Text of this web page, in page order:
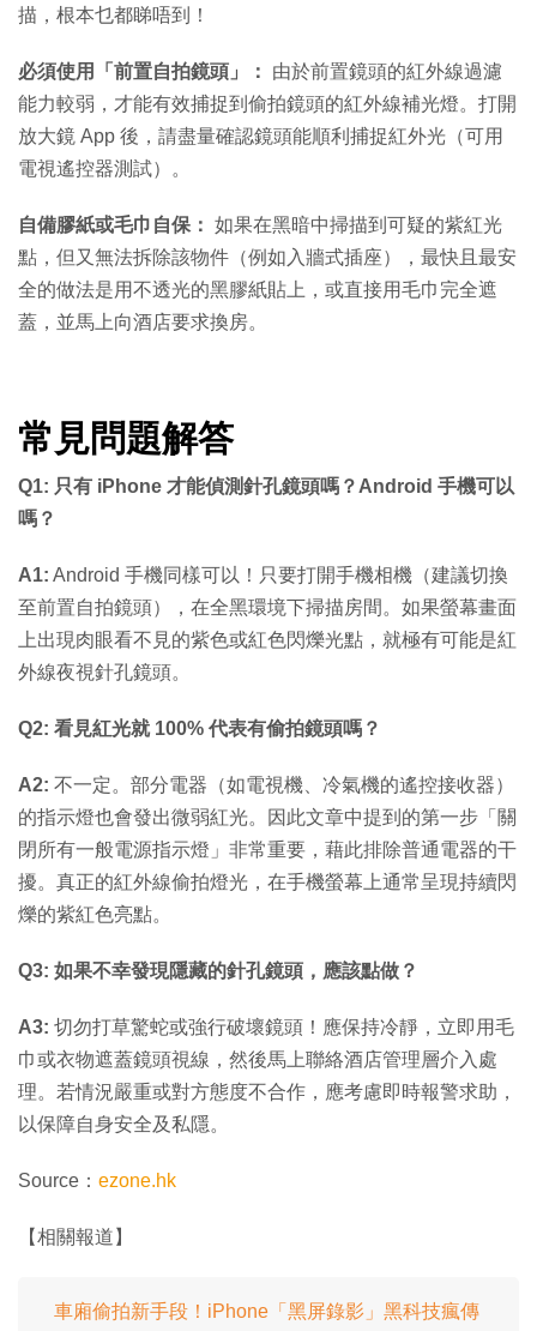
描，根本乜都睇唔到！
必須使用「前置自拍鏡頭」：
由於前置鏡頭的紅外線過濾
能力較弱，才能有效捕捉到偷拍鏡頭的紅外線補光燈。打開
放大鏡 App 後，請盡量確認鏡頭能順利捕捉紅外光（可用
電視遙控器測試）。
自備膠紙或毛巾自保： 如果在黑暗中掃描到可疑的紫紅光
點，但又無法拆除該物件（例如入牆式插座），最快且最安
全的做法是用不透光的黑膠紙貼上，或直接用毛巾完全遮
蓋，並馬上向酒店要求換房。
常見問題解答
Q1: 只有 iPhone 才能偵測針孔鏡頭嗎？Android 手機可以
嗎？
A1: Android 手機同樣可以！只要打開手機相機（建議切換
至前置自拍鏡頭），在全黑環境下掃描房間。如果螢幕畫面
上出現肉眼看不見的紫色或紅色閃爍光點，就極有可能是紅
外線夜視針孔鏡頭。
Q2: 看見紅光就 100% 代表有偷拍鏡頭嗎？
A2: 不一定。部分電器（如電視機、冷氣機的遙控接收器）
的指示燈也會發出微弱紅光。因此文章中提到的第一步「關
閉所有一般電源指示燈」非常重要，藉此排除普通電器的干
擾。真正的紅外線偷拍燈光，在手機螢幕上通常呈現持續閃
爍的紫紅色亮點。
Q3: 如果不幸發現隱藏的針孔鏡頭，應該點做？
A3: 切勿打草驚蛇或強行破壞鏡頭！應保持冷靜，立即用毛
巾或衣物遮蓋鏡頭視線，然後馬上聯絡酒店管理層介入處
理。若情況嚴重或對方態度不合作，應考慮即時報警求助，
以保障自身安全及私隱。
Source： ezone.hk
【相關報道】
車廂偷拍新手段！iPhone「黑屏錄影」黑科技瘋傳